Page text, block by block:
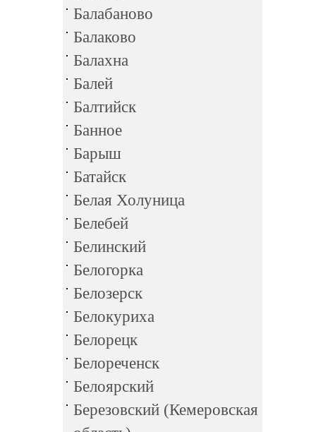
Балабаново
Балаково
Балахна
Балей
Балтийск
Банное
Барыш
Батайск
Белая Холуница
Белебей
Белинский
Белогорка
Белозерск
Белокуриха
Белорецк
Белореченск
Белоярский
Березовский (Кемеровская